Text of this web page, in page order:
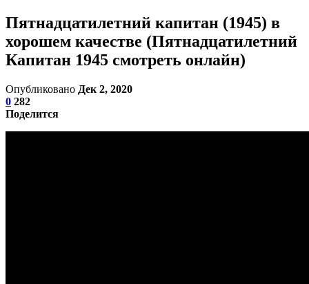
Пятнадцатилетний капитан (1945) в
хорошем качестве (Пятнадцатилетний
Капитан 1945 смотреть онлайн)
Опубликовано Дек 2, 2020
0 282
Поделится